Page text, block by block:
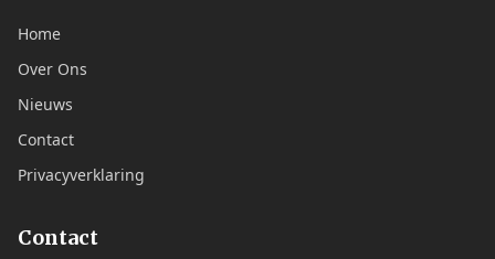
Home
Over Ons
Nieuws
Contact
Privacyverklaring
Contact